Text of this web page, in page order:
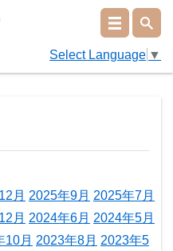
Select Language ▼
月 2025年9月 2025年7月
月 2024年6月 2024年5月
10月 2023年8月 2023年5